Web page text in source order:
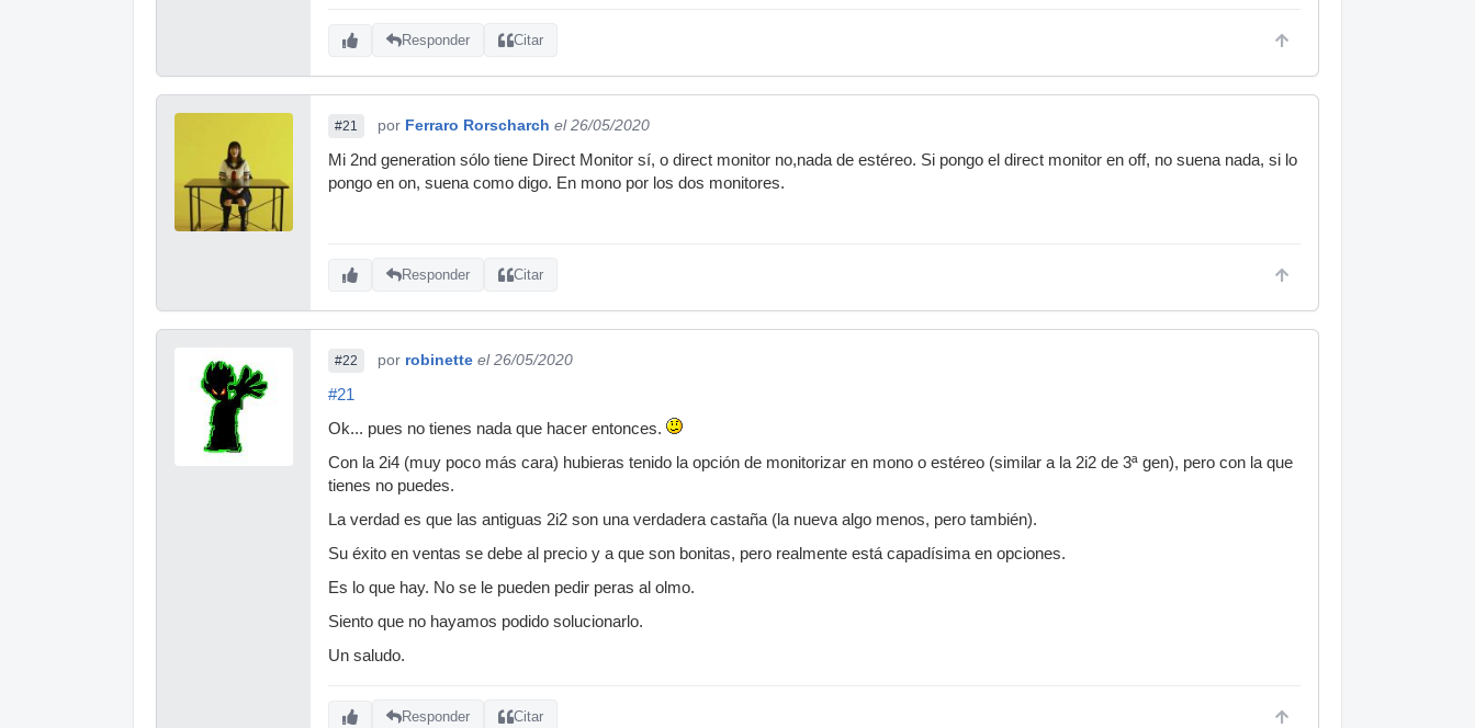
Responder Citar
#21 por Ferraro Rorscharch el 26/05/2020
Mi 2nd generation sólo tiene Direct Monitor sí, o direct monitor no,nada de estéreo. Si pongo el direct monitor en off, no suena nada, si lo
pongo en on, suena como digo. En mono por los dos monitores.
Responder Citar
#22 por robinette el 26/05/2020
#21
Ok... pues no tienes nada que hacer entonces.
Con la 2i4 (muy poco más cara) hubieras tenido la opción de monitorizar en mono o estéreo (similar a la 2i2 de 3ª gen), pero con la que
tienes no puedes.
La verdad es que las antiguas 2i2 son una verdadera castaña (la nueva algo menos, pero también).
Su éxito en ventas se debe al precio y a que son bonitas, pero realmente está capadísima en opciones.
Es lo que hay. No se le pueden pedir peras al olmo.
Siento que no hayamos podido solucionarlo.
Un saludo.
Responder Citar